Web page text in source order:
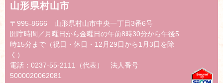
山形県村山市
〒995-8666 山形県村山市中央一丁目3番6号
開庁時間／月曜日から金曜日の午前8時30分から午後5
時15分まで（祝日・休日・12月29日から1月3日を除
く）
電話：0237-55-2111（代表） 法人番号
5000020062081